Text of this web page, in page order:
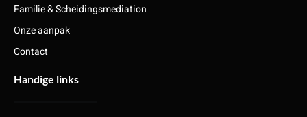
Familie & Scheidingsmediation
Onze aanpak
Contact
Handige links